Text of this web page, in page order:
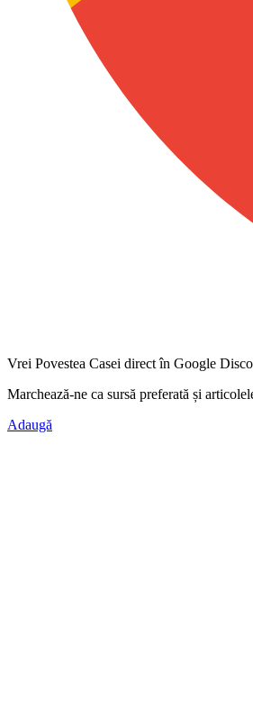
Vrei Povestea Casei direct în Google
Marchează-ne ca sursă preferată și
Adaugă